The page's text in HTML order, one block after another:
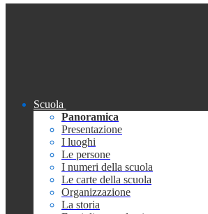
Scuola
Panoramica
Presentazione
I luoghi
Le persone
I numeri della scuola
Le carte della scuola
Organizzazione
La storia